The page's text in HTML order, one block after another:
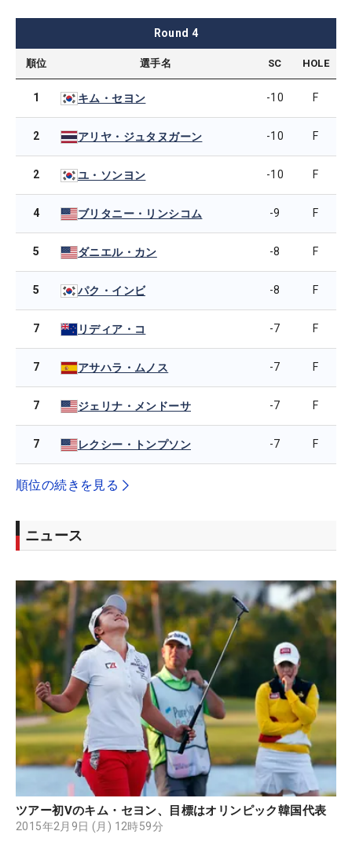
Round 4
順位 選手名 SC HOLE
1 キム・セヨン -10 F
2 アリヤ・ジュタヌガーン -10 F
2 ユ・ソンヨン -10 F
4 ブリタニー・リンシコム -9 F
5 ダニエル・カン -8 F
5 パク・インビ -8 F
7 リディア・コ -7 F
7 アサハラ・ムノス -7 F
7 ジェリナ・メンドーサ -7 F
7 レクシー・トンプソン -7 F
順位の続きを見る
ニュース
ツアー初Vのキム・セヨン、目標はオリンピック韓国代表
2015年2月9日 (月) 12時59分